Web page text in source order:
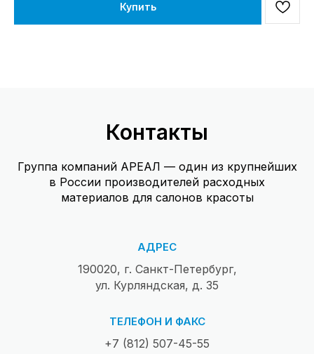
Купить
Контакты
Группа компаний АРЕАЛ — один из крупнейших
в России производителей расходных
материалов для салонов красоты
АДРЕС
190020, г. Санкт-Петербург,
ул. Курляндская, д. 35
ТЕЛЕФОН И ФАКС
+7 (812) 507-45-55